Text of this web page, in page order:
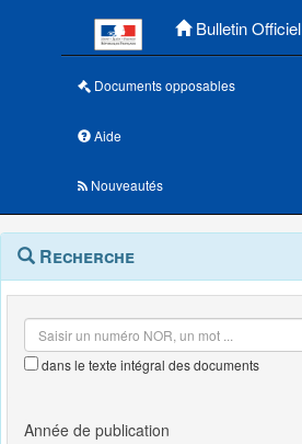
Bulletin Officiel
Documents opposables
Aide
Nouveautés
Navigation
outils
Menu
contextuel
Recherche
dans le texte intégral des documents